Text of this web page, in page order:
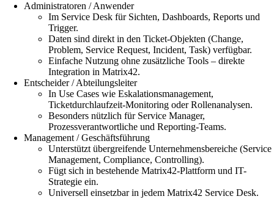
Administratoren / Anwender
Im Service Desk für Sichten, Dashboards, Reports und
Trigger.
Daten sind direkt in den Ticket-Objekten (Change,
Problem, Service Request, Incident, Task) verfügbar.
Einfache Nutzung ohne zusätzliche Tools – direkte
Integration in Matrix42.
Entscheider / Abteilungsleiter
In Use Cases wie Eskalationsmanagement,
Ticketdurchlaufzeit-Monitoring oder Rollenanalysen.
Besonders nützlich für Service Manager,
Prozessverantwortliche und Reporting-Teams.
Management / Geschäftsführung
Unterstützt übergreifende Unternehmensbereiche (Service
Management, Compliance, Controlling).
Fügt sich in bestehende Matrix42-Plattform und IT-
Strategie ein.
Universell einsetzbar in jedem Matrix42 Service Desk.